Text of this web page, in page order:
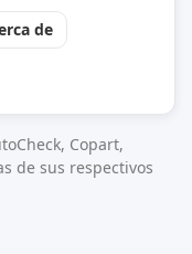
de
Copart,
de sus respectivos